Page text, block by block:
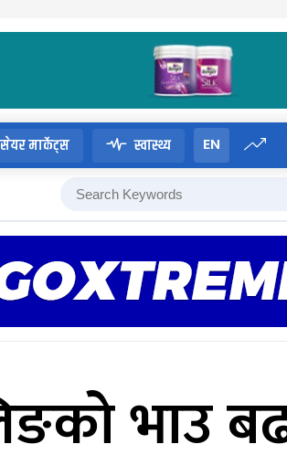
सेयर मार्केट्स स्वास्थ्य EN
भाउ